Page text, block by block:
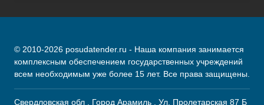
© 2010-2026 posudatender.ru - Наша компания занимается
комплексным обеспечением государственных учреждений
всем необходимым уже более 15 лет. Все права защищены.
Свердловская обл . Город Арамиль . Ул. Пролетарская 87 Б